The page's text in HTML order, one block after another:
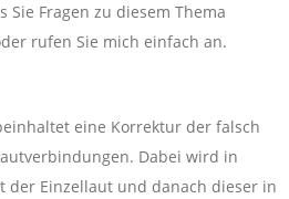
Fragen zu diesem Thema
rufen Sie mich einfach an.
eine Korrektur der falsch
Dabei wird in
der Einzellaut und danach dieser in